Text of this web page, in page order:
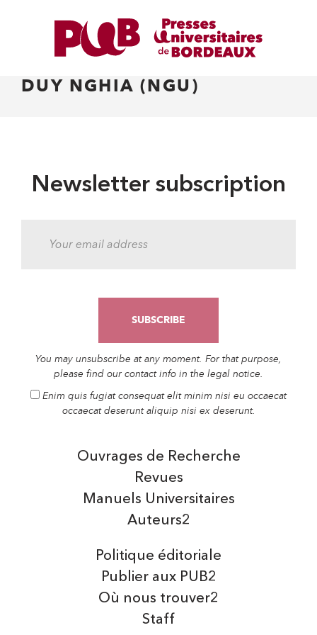
DUY NGHIA (NGU)
Newsletter subscription
You may unsubscribe at any moment. For that purpose,
please find our contact info in the legal notice.
Enim quis fugiat consequat elit minim nisi eu occaecat
occaecat deserunt aliquip nisi ex deserunt.
Auteurs2
Manuels Universitaires
Ouvrages de Recherche
Revues
Politique éditoriale
Publier aux PUB2
Où nous trouver2
Staff